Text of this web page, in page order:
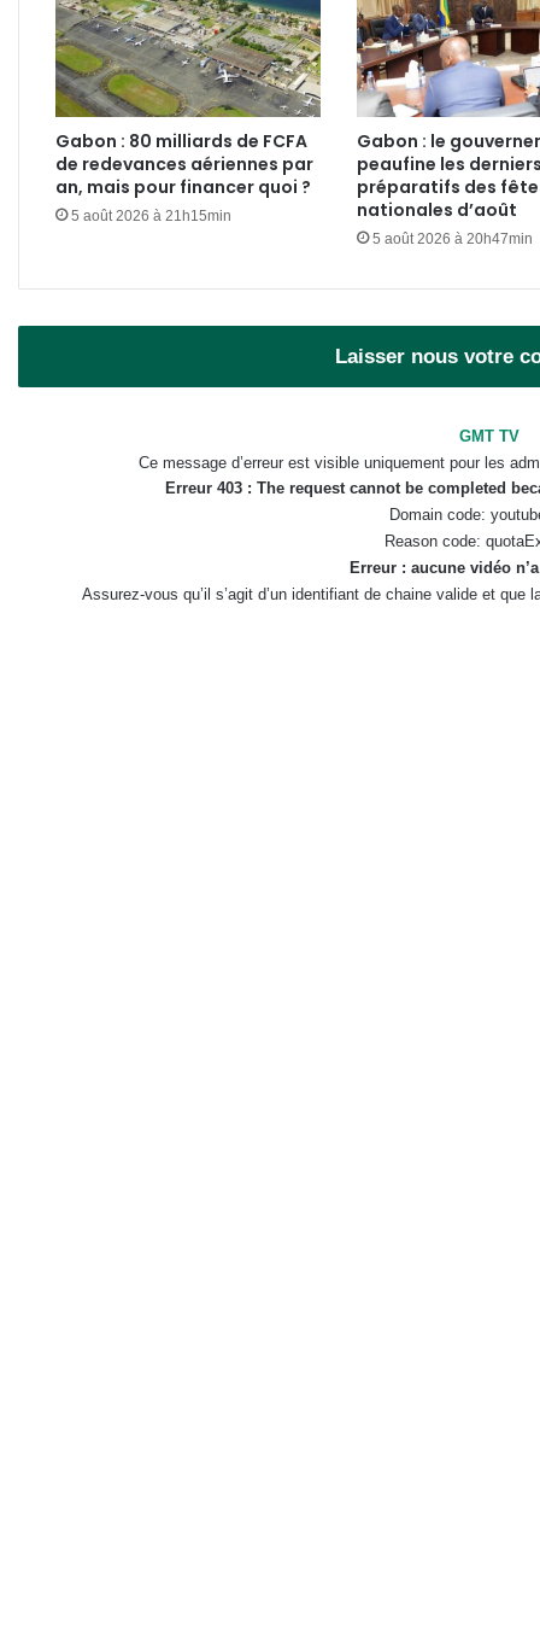
Gabon : 80 milliards de FCFA
de redevances aériennes par
an, mais pour financer quoi ?
5 août 2026 à 21h15min
Gabon : le
peaufine les
préparatifs des
nationales d’août
5 août 2026 à 20h47min
Laisser nous votre
GMT TV
Ce message d’erreur est visible uniquement pour les
Erreur 403 : The request cannot be completed
Domain code:
Reason code:
Erreur : aucune vidéo
Assurez-vous qu’il s’agit d’un identifiant de chaine valide et